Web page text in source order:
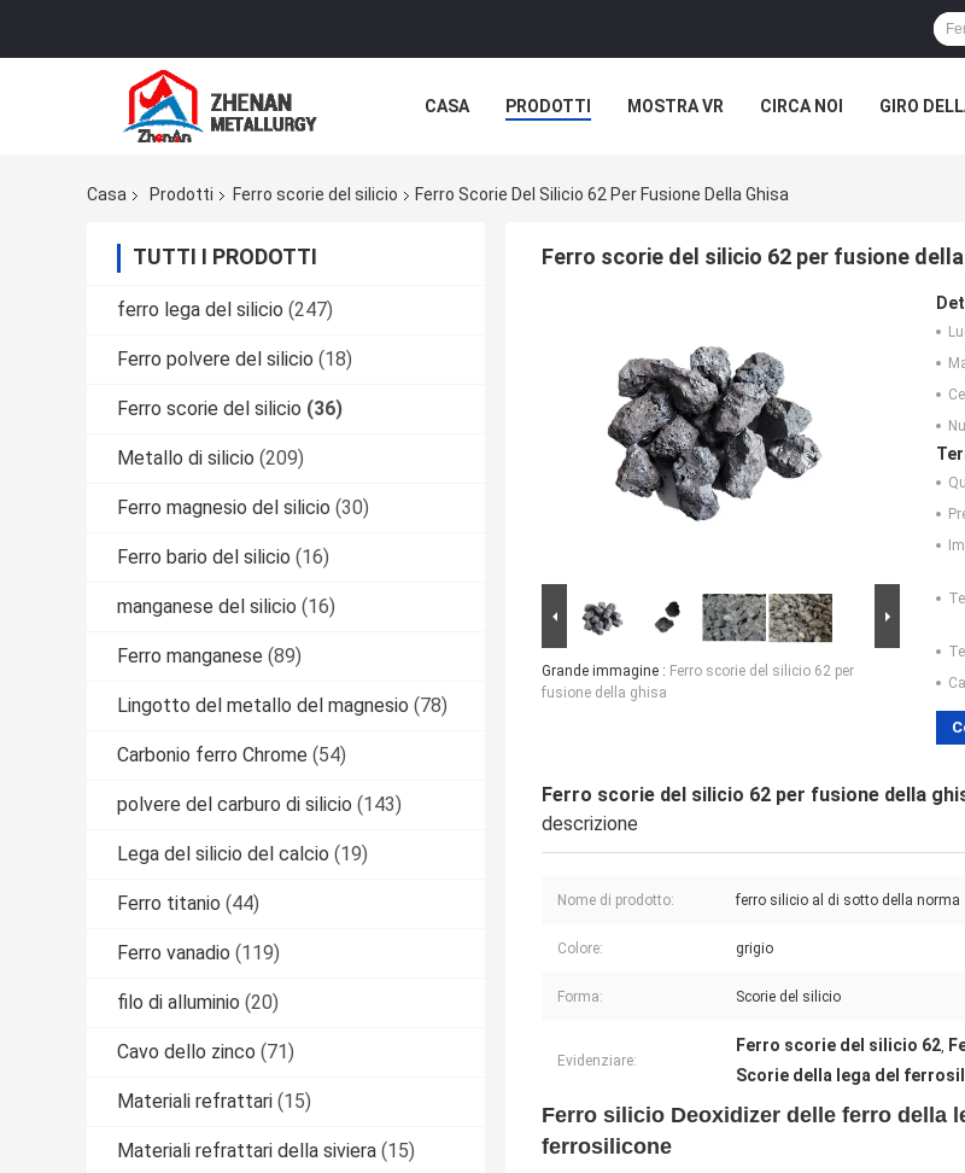
CASA PRODOTTI MOSTRA VR CIRCA NOI GIRO
Casa
Prodotti Ferro scorie del silicio Ferro Scorie Del Silicio 62 Per Fusione Della Ghisa
TUTTI I PRODOTTI
ferro lega del silicio (247)
Ferro polvere del silicio (18)
Ferro scorie del silicio (36)
Metallo di silicio (209)
Ferro magnesio del silicio (30)
Ferro bario del silicio (16)
manganese del silicio (16)
Ferro manganese (89)
Lingotto del metallo del magnesio (78)
Carbonio ferro Chrome (54)
polvere del carburo di silicio (143)
Lega del silicio del calcio (19)
Ferro titanio (44)
Ferro vanadio (119)
filo di alluminio (20)
Cavo dello zinco (71)
Materiali refrattari (15)
Materiali refrattari della siviera (15)
Ferro scorie del silicio 62 per fusione
Grande immagine : Ferro scorie del silicio 62 per
fusione della ghisa
Ferro scorie del silicio 62 per fusione della
descrizione
Nome di prodotto: ferro silicio al di sotto della norma
Colore: grigio
Forma: Scorie del silicio
Evidenziare:
Ferro scorie del silicio 62,
Scorie della lega del
Ferro silicio Deoxidizer delle ferro della
ferrosilicone